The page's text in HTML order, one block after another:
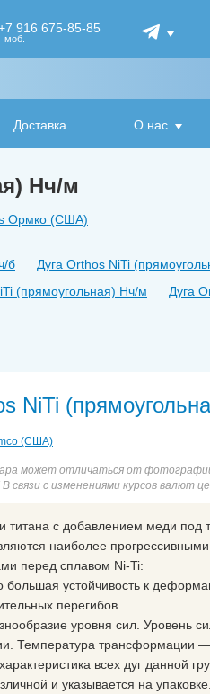
916 675-85-85
моб.
Доставка О нас
Нч/м
Ормко (США)
б Дуга Orthos NiTi
(прямоугольная) Нч/м Дуга
NiTi
(США)
может отличаться от
связи с изменениями курсов валют
титана с добавлением меди под
наиболее
перед сплавом Ni-Ti:
большая устойчивость к
перегибов.
уровня сил. Уровень
Температура трансформации —
всех дуг данной
и указывается на